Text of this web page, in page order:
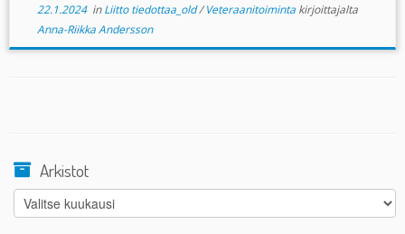
22.1.2024inLiitto tiedottaa_old/Veteraanitoiminta kirjoittajalta
Anna-Riikka Andersson
Arkistot
Arkistot